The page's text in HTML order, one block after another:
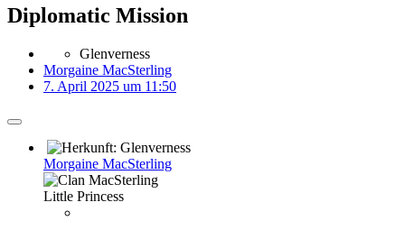
Diplomatic Mission
Glenverness
Morgaine MacSterling
7. April 2025 um 11:50
Morgaine MacSterling
Little Princess